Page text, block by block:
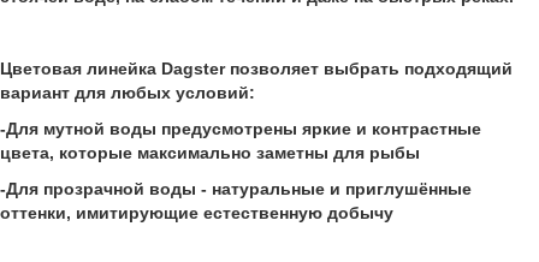
Цветовая линейка Dagster позволяет выбрать подходящий
вариант для любых условий:
-Для мутной воды предусмотрены яркие и контрастные
цвета, которые максимально заметны для рыбы
-Для прозрачной воды - натуральные и приглушённые
оттенки, имитирующие естественную добычу